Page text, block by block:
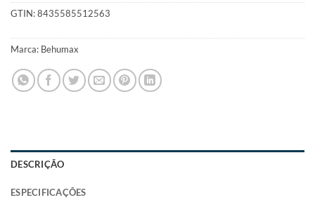
GTIN:8435585512563
Marca: Behumax
DESCRIÇÃO
ESPECIFICAÇÕES